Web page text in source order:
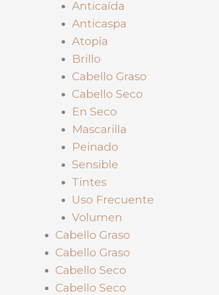
Anticaída
Anticaspa
Atopía
Brillo
Cabello Graso
Cabello Seco
En Seco
Mascarilla
Peinado
Sensible
Tintes
Uso Frecuente
Volumen
Cabello Graso
Cabello Graso
Cabello Seco
Cabello Seco